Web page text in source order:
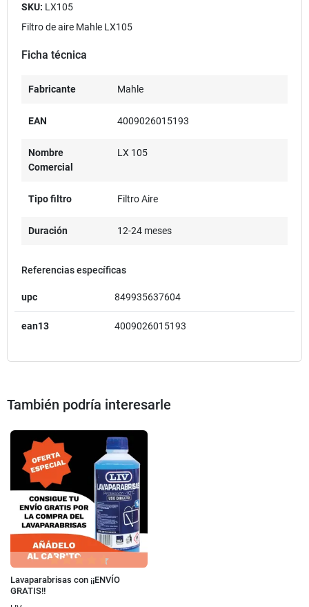
SKU: LX105
Filtro de aire Mahle LX105
Ficha técnica
Fabricante Mahle
EAN 4009026015193
Nombre
Comercial
LX 105
Tipo filtro Filtro Aire
Duración 12-24 meses
Referencias específicas
upc 849935637604
ean13 4009026015193
También podría interesarle
Lavaparabrisas con ¡¡ENVÍO
GRATIS!!